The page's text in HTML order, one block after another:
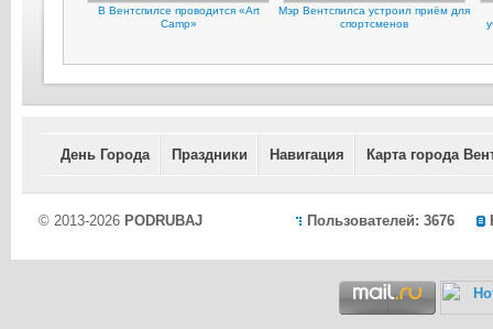
В Вентспилсе проводится «Art
Camp»
Мэр Вентспилса устроил приём для
спортсменов
День Города Праздники Навигация Карта города
Пользователей: 3676
© 2013-2026 PODRUBAJ